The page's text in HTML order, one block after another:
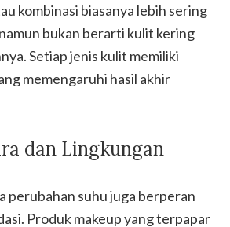
kombinasi biasanya lebih sering
bukan berarti kulit kering
Setiap jenis kulit memiliki
memengaruhi hasil akhir
dan Lingkungan
perubahan suhu juga berperan
Produk makeup yang terpapar